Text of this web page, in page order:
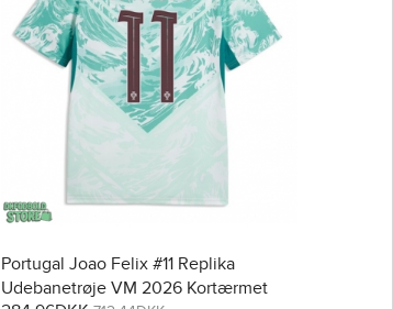
Portugal Joao Felix #11 Replika
Udebanetrøje VM 2026 Kortærmet